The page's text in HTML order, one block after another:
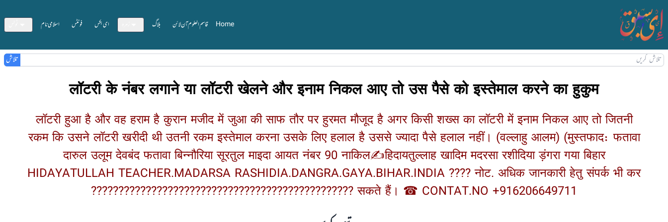
Home قاسم العلوم آن لائن بلاگ ای بکس فونٹس اسلامی نام
تلاش
लॉटरी के नंबर लगाने या लॉटरी खेलने और इनाम निकल आए तो उस पैसे को इस्तेमाल करने का हुकुम
लॉटरी हुआ है और वह हराम है कुरान मजीद में जुआ की साफ तौर पर हुरमत मौजूद है अगर किसी शख्स का लॉटरी में इनाम निकल आए तो जितनी
रकम कि उसने लॉटरी खरीदी थी उतनी रकम इस्तेमाल करना उसके लिए हलाल है उससे ज्यादा पैसे हलाल नहीं। (वल्लाहु आलम) (मुस्तफाद: फतावा
दारुल उलूम देवबंद फतावा बिन्नौरिया सूरतुल माइदा आयत नंबर 90 नाकिल✍हिदायतुल्लाह खादिम मदरसा रशीदिया ड़ंगरा गया बिहार
HIDAYATULLAH TEACHER.MADARSA RASHIDIA.DANGRA.GAYA.BIHAR.INDIA ???? नोट. अधिक जानकारी हेतु संपर्क भी कर
सकते हैं। ☎ CONTAT.NO +916206649711 ????????????????????????????????????????????????